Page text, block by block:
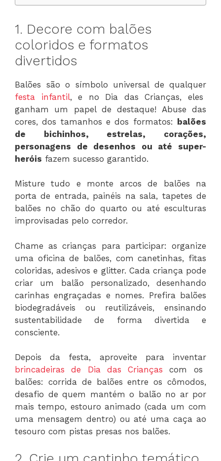
1. Decore com balões
coloridos e formatos
divertidos
Balões são o símbolo universal de qualquer
festa infantil, e no Dia das Crianças, eles
ganham um papel de destaque! Abuse das
cores, dos tamanhos e dos formatos: balões
de bichinhos, estrelas, corações,
personagens de desenhos ou até super-
heróis fazem sucesso garantido.
Misture tudo e monte arcos de balões na
porta de entrada, painéis na sala, tapetes de
balões no chão do quarto ou até esculturas
improvisadas pelo corredor.
Chame as crianças para participar: organize
uma oficina de balões, com canetinhas, fitas
coloridas, adesivos e glitter. Cada criança pode
criar um balão personalizado, desenhando
carinhas engraçadas e nomes. Prefira balões
biodegradáveis ou reutilizáveis, ensinando
sustentabilidade de forma divertida e
consciente.
Depois da festa, aproveite para inventar
brincadeiras de Dia das Criançascom os
balões: corrida de balões entre os cômodos,
desafio de quem mantém o balão no ar por
mais tempo, estouro animado (cada um com
uma mensagem dentro) ou até uma caça ao
tesouro com pistas presas nos balões.